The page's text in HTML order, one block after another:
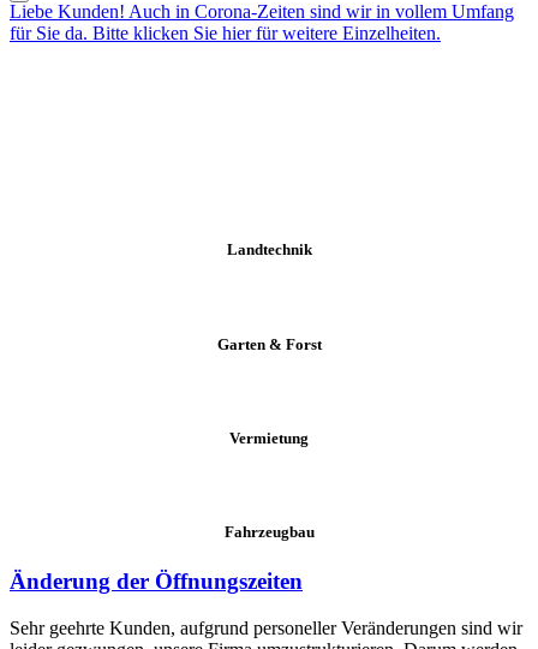
Liebe Kunden! Auch in Corona-Zeiten sind wir in vollem Umfang
für Sie da. Bitte klicken Sie hier für weitere Einzelheiten.
Landtechnik
Garten & Forst
Vermietung
Fahrzeugbau
Änderung der Öffnungszeiten
Sehr geehrte Kunden, aufgrund personeller Veränderungen sind wir